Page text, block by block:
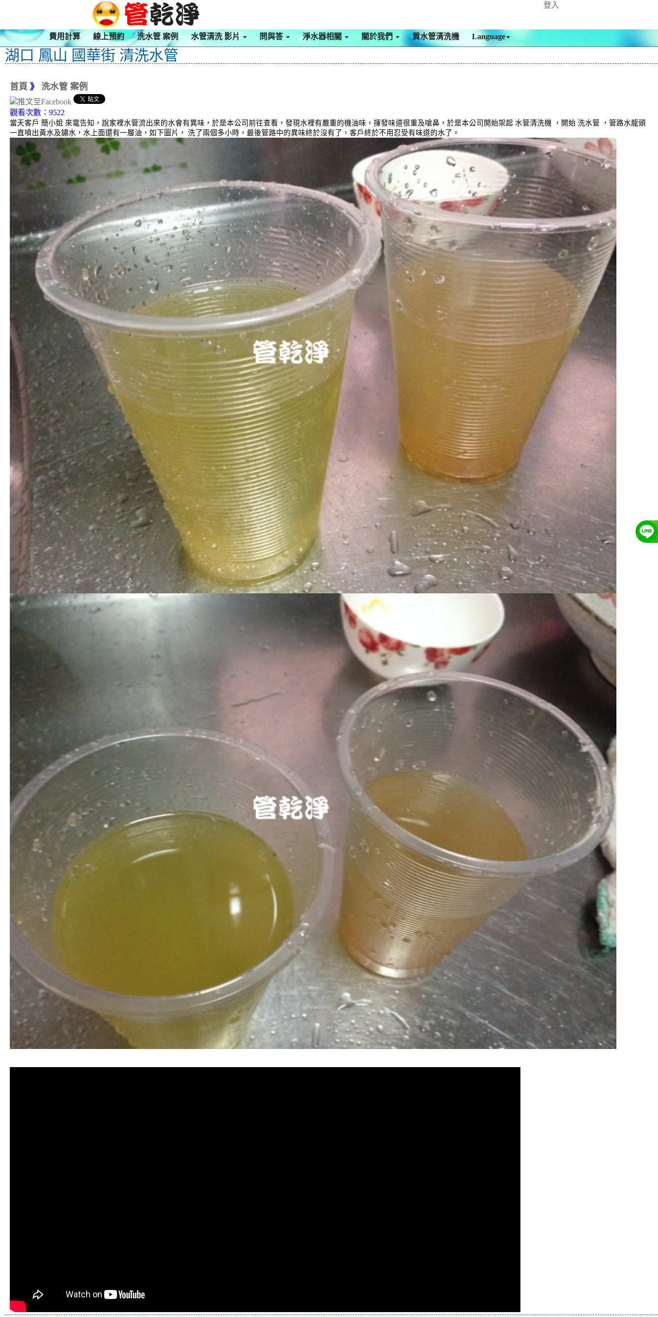
登入
費用計算 線上預約 洗水管 案例 水管清洗 影片 問與答 淨水器相關 關於我們 買水管清洗機 Language
湖口 鳳山 國華街 清洗水管
首頁 》 洗水管 案例
觀看次數：9522
當天客戶 簡小姐 來電告知，說家裡水管流出來的水會有異味，於是本公司前往查看，發現水裡有嚴重的機油味，揮發味道很重及嗆鼻，於是本公司開始架起 水管清洗機 ，開始 洗水管 ，管路水龍頭
一直噴出黃水及鏽水，水上面還有一層油，如下圖片， 洗了兩個多小時，最後管路中的異味終於沒有了，客戶終於不用忍受有味道的水了。